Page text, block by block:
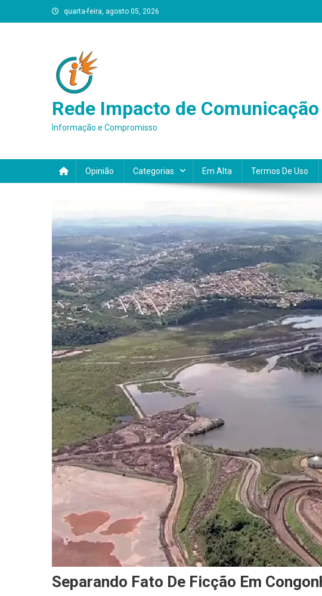
to
quarta-feira, agosto 05, 2026
Rede Impacto de Comunicação
Informação e Compromisso
Opinião Categorias Em Alta Termos De Uso
Separando Fato De Ficção Em